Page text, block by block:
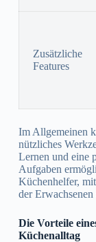
Zusätzliche
Features
Im Allgemeinen
nützliches
Lernen und eine
Aufgaben
Küchenhelfer,
der
Die Vorteile
Küchenalltag